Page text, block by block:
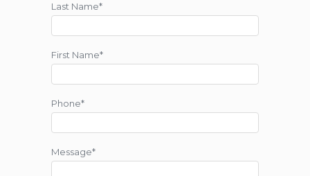
Last Name*
First Name*
Phone*
Message*